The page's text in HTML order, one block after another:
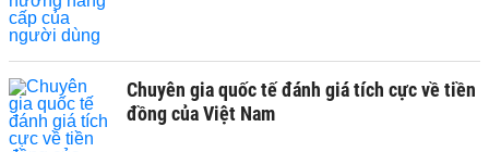
Chuyên gia quốc tế đánh giá tích cực về tiền
đồng của Việt Nam